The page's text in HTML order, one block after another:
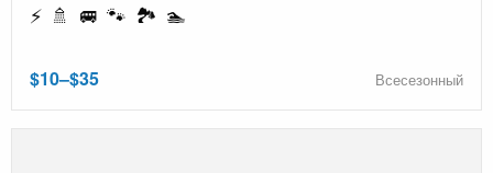
⚡ 🚿 🚐 🐾 🏞️ 🏊
$10–$35 Всесезонный